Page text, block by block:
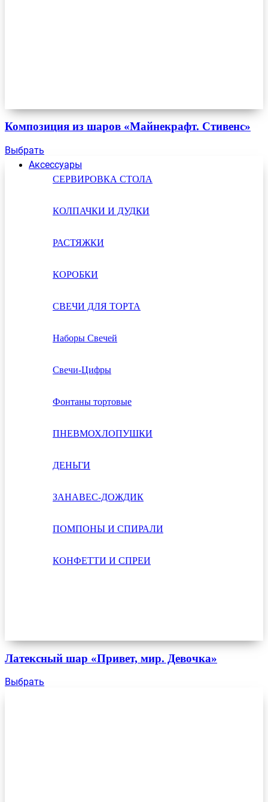
Аксессуары
СЕРВИРОВКА СТОЛА
КОЛПАЧКИ И ДУДКИ
РАСТЯЖКИ
КОРОБКИ
СВЕЧИ ДЛЯ ТОРТА
Наборы Свечей
Свечи-Цифры
Фонтаны тортовые
ПНЕВМОХЛОПУШКИ
ДЕНЬГИ
ЗАНАВЕС-ДОЖДИК
ПОМПОНЫ И СПИРАЛИ
КОНФЕТТИ И СПРЕИ
Композиция из шаров «Майнекрафт. Стивенс»
Выбрать
Латексный шар «Привет, мир. Девочка»
Выбрать